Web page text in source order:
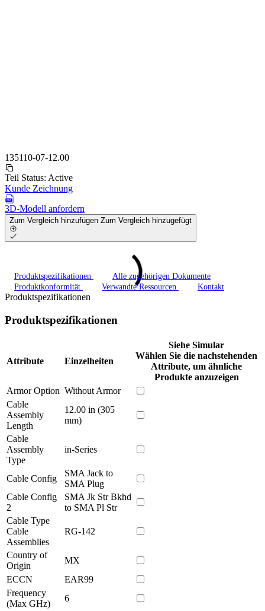
135110-07-12.00
Teil Status: Active
Kunde Zeichnung
3D-Modell anfordern
Zum Vergleich hinzufügen Zum Vergleich hinzugefügt
Produktspezifikationen
Alle zugehörigen Dokumente
Produktkonformität
Verwandte Ressourcen Kontakt
Produktspezifikationen
Produktspezifikationen
Attribute Einzelheiten
Siehe Simular
Wählen Sie die nachstehenden
Attribute, um ähnliche
Produkte anzuzeigen
Armor Option Without Armor
Cable
Assembly
Length
12.00 in (305
mm)
Cable
Assembly
Type
in-Series
Cable Config
SMA Jack to
SMA Plug
Cable Config
2
SMA Jk Str Bkhd
to SMA Pl Str
Cable Type
Cable
Assemblies
RG-142
Country of
Origin
MX
ECCN
EAR99
Frequency
(Max GHz)
6